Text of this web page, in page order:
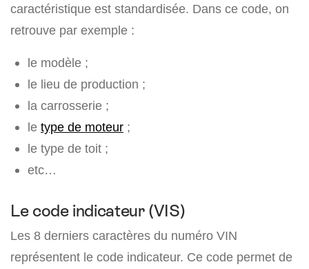
caractéristique est standardisée. Dans ce code, on
retrouve par exemple :
le modèle ;
le lieu de production ;
la carrosserie ;
le type de moteur ;
le type de toit ;
etc…
Le code indicateur (VIS)
Les 8 derniers caractères du numéro VIN
représentent le code indicateur. Ce code permet de